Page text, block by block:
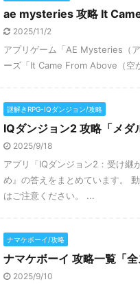
ae mysteries 攻略 It
2025/11/2
アプリゲーム「AE Mysteries（
ーズ「It Came From Above（空
謎解きRPG-IQダンジョン/攻略
IQダンジョン2 攻略「メダ
2025/9/18
アプリ「IQダンジョン2：受け継
め』の答えをまとめています。
はご注意ください。 ...
ナマケボーイ/攻略
ナマケボーイ 攻略一覧「
2025/9/10